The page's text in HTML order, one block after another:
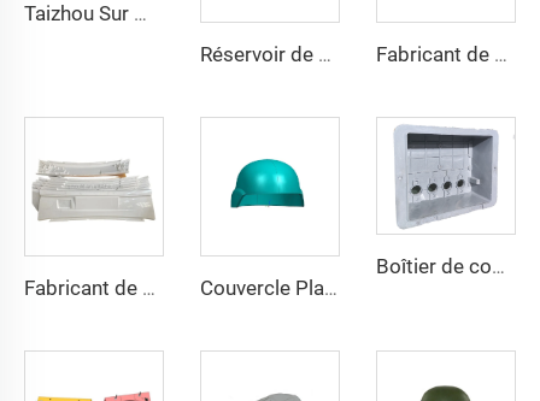
Taizhou Sur Mesure Nouveau Casque de Combat en Fibre de Verre Casque de Formation Protecteur Tactique Extérieur
Réservoir de stockage d'eau en fibre de verre FRP Panel Tank GRP Modulaire Chine Fabricant
Fabricant de moules pour évier en SMC, fournisseur de moules en fibres de verre
Fabricant de moules de précision sur mesure Moule pour carter Moule pour pièces automobiles / Moule Couvercle Plastique SMC Moulage par Injection Boîtier Tianqin Mould Usine Chine Taizhou Fabricant
Boîtier de compteur extérieur boîte de distribution en plastique moule coque en plastique composite compression moule taizhou